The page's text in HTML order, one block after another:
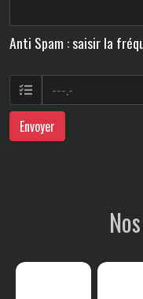
Anti Spam : saisir la
Envoyer